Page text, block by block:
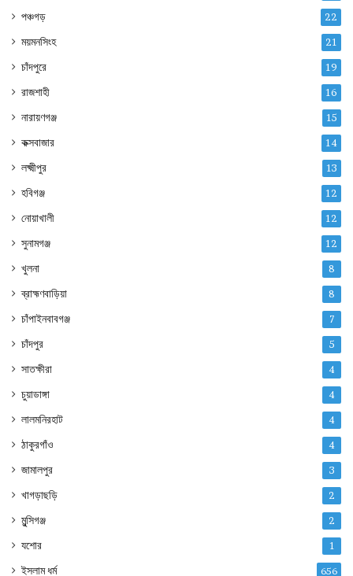
পঞ্চগড় 22
ময়মনসিংহ 21
চাঁদপুরে 19
রাজশাহী 16
নারায়ণগঞ্জ 15
কক্সবাজার 14
লক্ষ্মীপুর 13
হবিগঞ্জ 12
নোয়াখালী 12
সুনামগঞ্জ 12
খুলনা 8
ব্রাহ্মণবাড়িয়া 8
চাঁপাইনবাবগঞ্জ 7
চাঁদপুর 5
সাতক্ষীরা 4
চুয়াডাঙ্গা 4
লালমনিরহাট 4
ঠাকুরগাঁও 4
জামালপুর 3
খাগড়াছড়ি 2
মুন্সিগঞ্জ 2
যশোর 1
ইসলাম ধর্ম 656